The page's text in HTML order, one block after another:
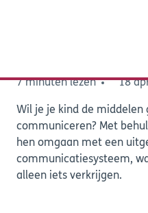
7 minuten lezen 18
Wil je je kind de middelen
communiceren? Met
hen omgaan met een
communicatiesysteem,
alleen iets verkrijgen.